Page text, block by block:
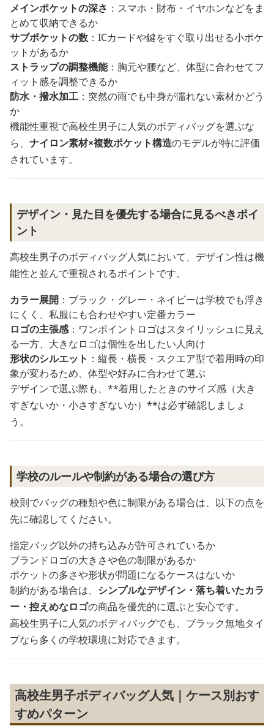
メインポケットの深さ ：スマホ・財布・イヤホンなどをま
とめて収納できるか
サブポケットの数 ：ICカードや鍵をすぐ取り出せる小ポケ
ットがあるか
ストラップの調整機能：胸元や腰など、体型に合わせてフ
ィット感を調整できるか
防水・撥水加工 ：突然の雨でも中身が濡れない素材かどう
か
機能性重視で高校生男子に人気のボディバッグを選ぶな
ら、 ナイロン素材×複数ポケット構造のモデルが特に評価
されています。
デザイン・見た目を優先する場合に見るべきポイ
ント
高校生男子のボディバッグ人気において、デザイン性は機
能性と並んで重視されるポイントです。
カラー展開 ：ブラック・グレー・ネイビーは学校でも浮き
にくく、私服にも合わせやすい定番カラー
ロゴの主張感：ワンポイントロゴはスタイリッシュに見え
る一方、大きなロゴは個性を出したい人向け
形状のシルエット ：縦長・横長・スクエア型で着用時の印
象が変わるため、体型や好みに合わせて選ぶ
デザインで選ぶ際も、**着用したときのサイズ感（大き
すぎないか・小さすぎないか）**は必ず確認しましょ
う。
学校のルールや制約がある場合の選び方
校則でバッグの種類や色に制限がある場合は、以下の点を
先に確認してください。
指定バッグ以外の持ち込みが許可されているか
ブランドロゴの大きさや色の制限があるか
ポケットの多さや形状が問題になるケースはないか
制約がある場合は、 シンプルなデザイン・落ち着いたカラ
ー・控えめなロゴの商品を優先的に選ぶと安心です。
高校生男子に人気のボディバッグでも、ブラック無地タイ
プなら多くの学校環境に対応できます。
高校生男子ボディバッグ人気｜ケース別おす
すめパターン